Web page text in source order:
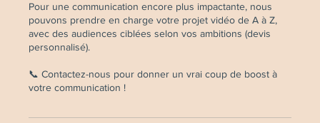
Pour une communication encore plus impactante, nous
pouvons prendre en charge votre projet vidéo de A à Z,
avec des audiences ciblées selon vos ambitions (devis
personnalisé).
📞 Contactez-nous pour donner un vrai coup de boost à
votre communication !